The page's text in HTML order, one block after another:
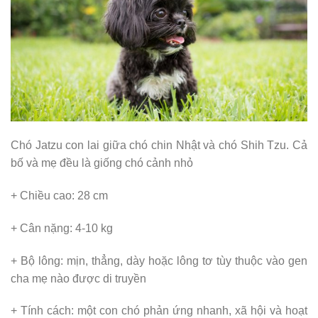
Chó Jatzu con lai giữa chó chin Nhật và chó Shih Tzu. Cả
bố và mẹ đều là giống chó cảnh nhỏ
+ Chiều cao: 28 cm
+ Cân nặng: 4-10 kg
+ Bộ lông: mịn, thẳng, dày hoặc lông tơ tùy thuộc vào gen
cha mẹ nào được di truyền
+ Tính cách: một con chó phản ứng nhanh, xã hội và hoạt